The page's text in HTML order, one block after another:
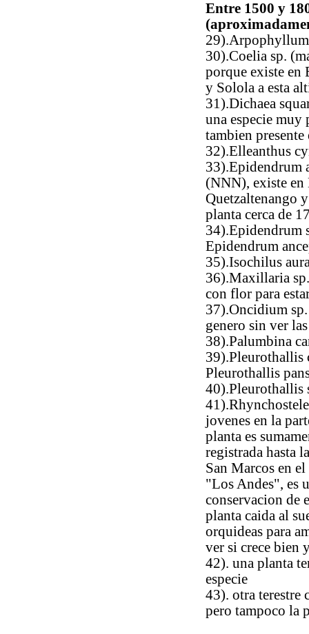
Entre 1500 y
30).Coelia sp.
porque existe en
y Solola a esta
31).Dichaea
una especie muy
tambien
32).Elleanthus
33).Epidendrum
(NNN), existe en
Quetzaltenango
planta cerca de
34).Epidendrum
Epidendrum
35).Isochilus
36).Maxillaria
con flor para
37).Oncidium
genero sin ver
38).Palumbina
39).Pleurothallis
Pleurothallis
40).Pleurothallis
jovenes en la
planta es
registrada hasta
San Marcos en
"Los Andes", es
conservacion de
planta caida al
orquideas para
ver si crece bien
42). una planta
especie
43). otra terestre
pero tampoco la